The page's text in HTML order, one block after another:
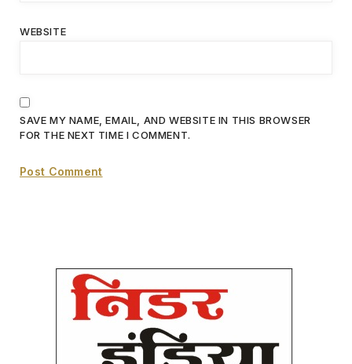
WEBSITE
SAVE MY NAME, EMAIL, AND WEBSITE IN THIS BROWSER
FOR THE NEXT TIME I COMMENT.